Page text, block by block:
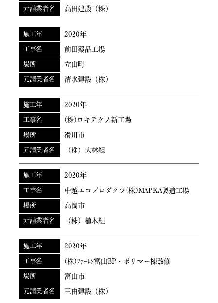
元請業者名 高田建設（株）
施工年 2020年
工事名 前田薬品工場
場所 立山町
元請業者名 清水建設（株）
施工年 2020年
工事名 (株)ロキテクノ新工場
場所 滑川市
元請業者名 （株）大林組
施工年 2020年
工事名 中越エコプロダクツ(株)MAPKA製造工場
場所 高岡市
元請業者名 （株）植木組
施工年 2020年
工事名 (株)ﾌｧｰﾚﾝ富山BP・ポリマー棟改修
場所 富山市
元請業者名 三由建設（株）